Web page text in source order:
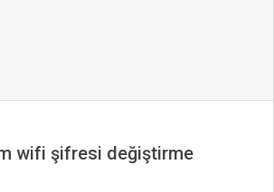
wifi şifresi değiştirme